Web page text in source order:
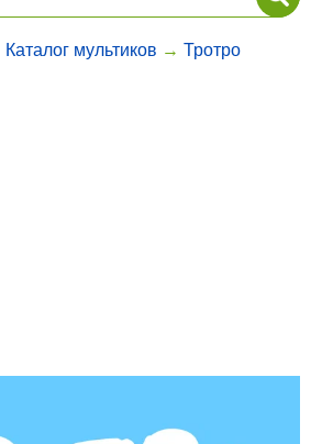
Каталог мультиков → Тротро